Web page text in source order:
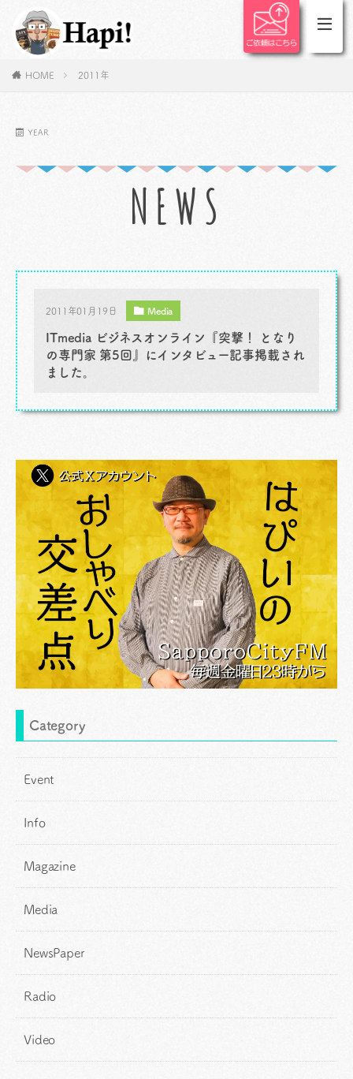
HOME 2011年
YEAR
NEWS
2011年01月19日 Media
ITmedia ビジネスオンライン『突撃！ となり
の専門家 第5回』にインタビュー記事掲載され
ました。
Category
Event
Info
Magazine
Media
NewsPaper
Radio
Video